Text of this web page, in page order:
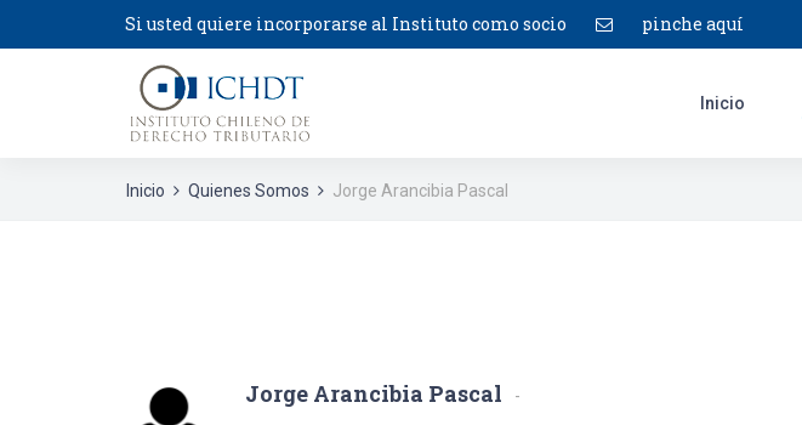
Si usted quiere incorporarse al Instituto como socio pinche aquí
Inicio
Inicio Quienes Somos Jorge Arancibia Pascal
Jorge Arancibia Pascal